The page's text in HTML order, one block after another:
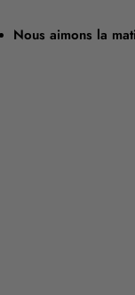
Nous aimons la